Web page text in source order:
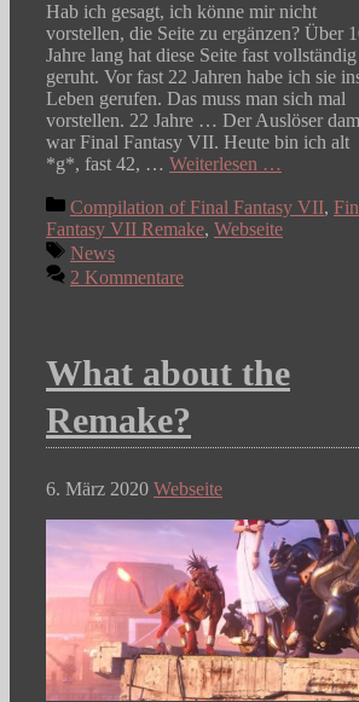
Hab ich gesagt, ich könne mir nicht
vorstellen, die Seite zu ergänzen? Über
Jahre lang hat diese Seite fast vollständig
geruht. Vor fast 22 Jahren habe ich sie
Leben gerufen. Das muss man sich mal
vorstellen. 22 Jahre … Der Auslöser
war Final Fantasy VII. Heute bin ich alt
*g*, fast 42, … Weiterlesen …
Kategorien
Compilation of Final Fantasy VII,
Fantasy VII Remake, Webseite
Schlagwörter
News
2 Kommentare
What about the
Remake?
6. März 2020 Webseite